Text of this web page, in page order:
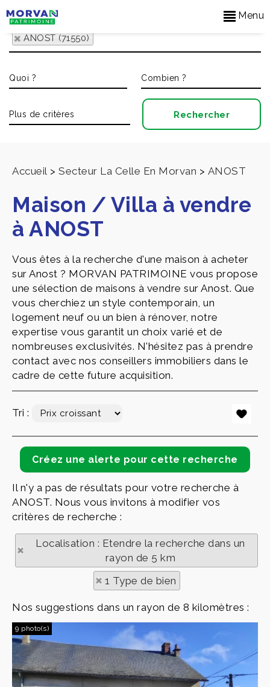
Menu
ANOST (71550)
Accueil > Secteur La Celle En Morvan > ANOST
Maison / Villa à vendre
à ANOST
Vous êtes à la recherche d'une maison à acheter
sur Anost ? MORVAN PATRIMOINE vous propose
une sélection de maisons à vendre sur Anost. Que
vous cherchiez un style contemporain, un
logement neuf ou un bien à rénover, notre
expertise vous garantit un choix varié et de
nombreuses exclusivités. N'hésitez pas à prendre
contact avec nos conseillers immobiliers dans le
cadre de cette future acquisition.
Tri :
Il n'y a pas de résultats pour votre recherche à
ANOST. Nous vous invitons à modifier vos
critères de recherche :
Localisation : Etendre la recherche dans un
rayon de 5 km
1 Type de bien
Nos suggestions dans un rayon de 8 kilomètres :
9 photo(s)